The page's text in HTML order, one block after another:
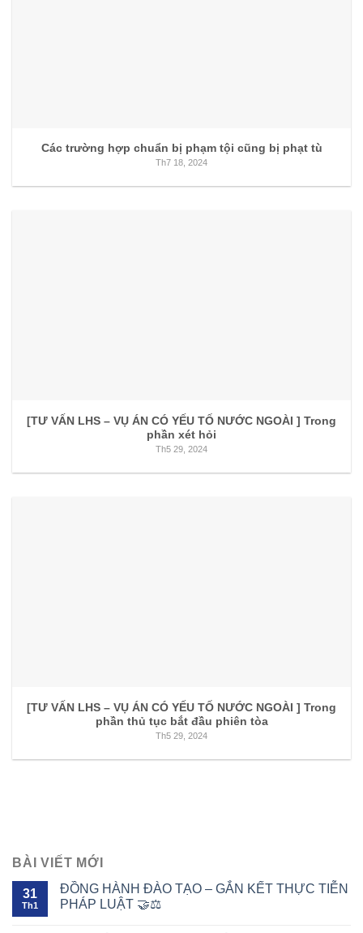
Các trường hợp chuẩn bị phạm tội cũng bị phạt tù
Th7 18, 2024
[TƯ VẤN LHS – VỤ ÁN CÓ YẾU TỐ NƯỚC NGOÀI ] Trong
phần xét hỏi
Th5 29, 2024
[TƯ VẤN LHS – VỤ ÁN CÓ YẾU TỐ NƯỚC NGOÀI ] Trong
phần thủ tục bắt đầu phiên tòa
Th5 29, 2024
BÀI VIẾT MỚI
31
Th1
ĐỒNG HÀNH ĐÀO TẠO – GẮN KẾT THỰC TIỄN
PHÁP LUẬT 🤝⚖️